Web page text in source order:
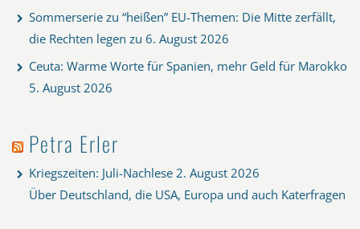
Sommerserie zu “heißen” EU-Themen: Die Mitte zerfällt,
die Rechten legen zu 6. August 2026
Ceuta: Warme Worte für Spanien, mehr Geld für Marokko
5. August 2026
Petra Erler
Kriegszeiten: Juli-Nachlese 2. August 2026
Über Deutschland, die USA, Europa und auch Katerfragen